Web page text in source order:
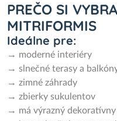
PREČO SI
MITRIFORMIS
Ideálne pre:
→ moderné interiéry
→ slnečné terasy a
→ zimné záhrady
→ zbierky sukulentov
→ má výrazný